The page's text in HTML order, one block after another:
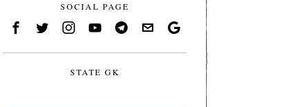
SOCIAL PAGE
STATE GK